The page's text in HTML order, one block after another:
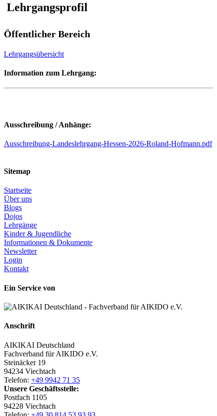
Lehrgangsprofil
Öffentlicher Bereich
Lehrgangsübersicht
Information zum Lehrgang:
Ausschreibung / Anhänge:
Ausschreibung-Landeslehrgang-Hessen-2026-Roland-Hofmann.pdf
Sitemap
Startseite
Über uns
Blogs
Dojos
Lehrgänge
Kinder & Jugendliche
Informationen & Dokumente
Newsletter
Login
Kontakt
Ein Service von
Anschrift
AIKIKAI Deutschland
Fachverband für AIKIDO e.V.
Steinäcker 19
94234 Viechtach
Telefon: +49 9942 71 35
Unsere Geschäftsstelle:
Postfach 1105
94228 Viechtach